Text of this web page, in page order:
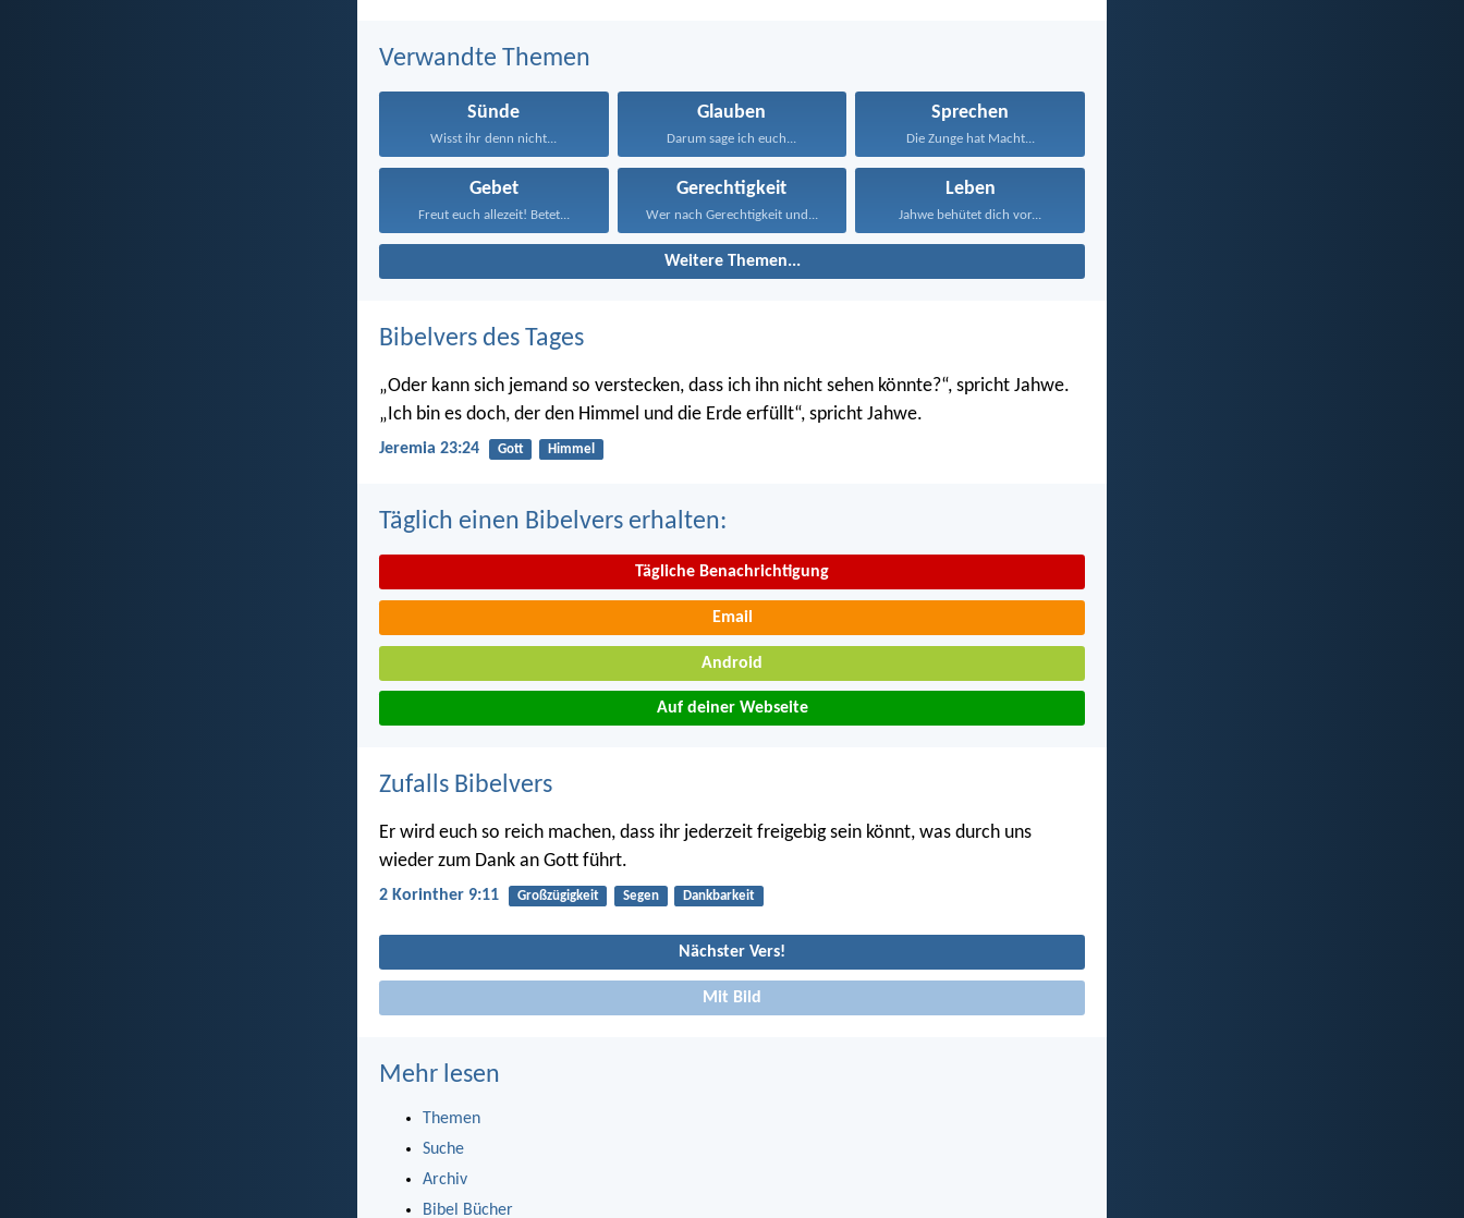
Verwandte Themen
Sünde
Wisst ihr denn nicht...
Glauben
Darum sage ich euch...
Sprechen
Die Zunge hat Macht...
Gebet
Freut euch allezeit! Betet...
Gerechtigkeit
Wer nach Gerechtigkeit und...
Leben
Jahwe behütet dich vor...
Weitere Themen...
Bibelvers des Tages
„Oder kann sich jemand so verstecken, dass ich ihn nicht sehen könnte?“, spricht Jahwe.
„Ich bin es doch, der den Himmel und die Erde erfüllt“, spricht Jahwe.
Jeremia 23:24 Gott Himmel
Täglich einen Bibelvers erhalten:
Tägliche Benachrichtigung
Email
Android
Auf deiner Webseite
Zufalls Bibelvers
Er wird euch so reich machen, dass ihr jederzeit freigebig sein könnt, was durch uns
wieder zum Dank an Gott führt.
2 Korinther 9:11 Großzügigkeit Segen Dankbarkeit
Nächster Vers!
Mit Bild
Mehr lesen
Themen
Suche
Archiv
Bibel Bücher